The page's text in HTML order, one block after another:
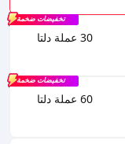
30 عملة دلتا
تخفيضات ضخمة
60 عملة دلتا
تخفيضات ضخمة